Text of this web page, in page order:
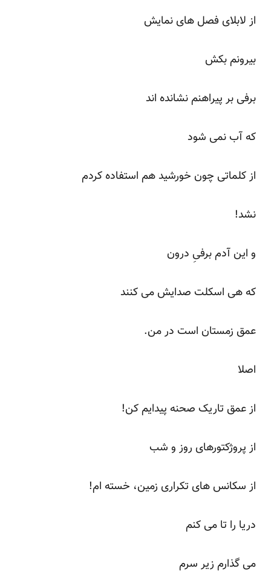
از لابلای فصل های نمایش
بیرونم بکش
برفی بر پیراهنم نشانده اند
که آب نمی شود
از کلماتی چون خورشید هم استفاده کردم
نشد!
و این آدم برفیِ درون
که هی اسکلت صدایش می کنند
عمق زمستان است در من.
اصلا
از عمق تاریک صحنه پیدایم کن!
از پروژکتورهای روز و شب
از سکانس های تکراری زمین، خسته ام!
دریا را تا می کنم
می گذارم زیر سرم